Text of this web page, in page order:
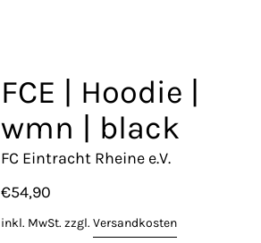
FCE | Hoodie |
wmn | black
FC Eintracht Rheine e.V.
€54,90
inkl. MwSt. zzgl. Versandkosten